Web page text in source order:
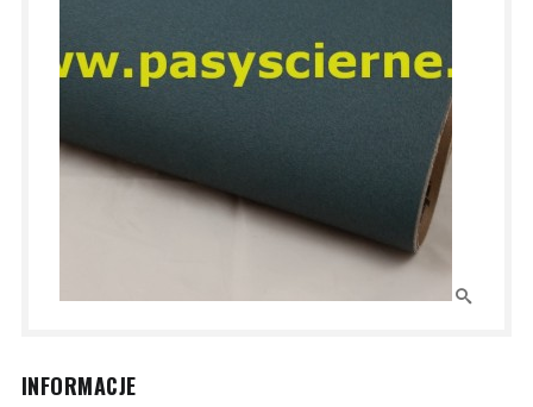
INFORMACJE